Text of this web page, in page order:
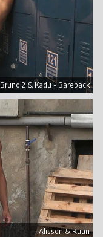
Bruno 2 & Kadu - Bareback
Alisson & Ruan